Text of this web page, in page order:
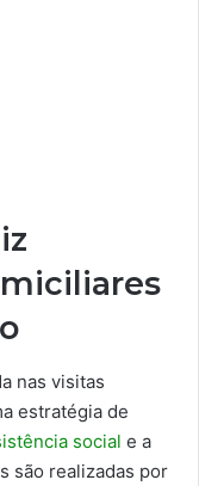
nas visitas
estratégia de
social e a
são realizadas por